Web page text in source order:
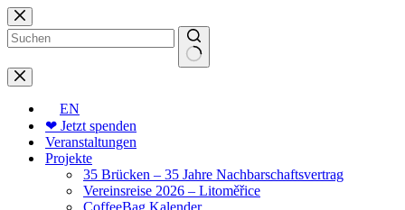
Zum
Inhalt
springen
Keine
Ergebnisse
EN
❤ Jetzt spenden
Veranstaltungen
Projekte
35 Brücken – 35 Jahre Nachbarschaftsvertrag
Vereinsreise 2026 – Litoměřice
CoffeeBag Kalender